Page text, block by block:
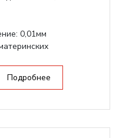
0,01мм
Подробнее